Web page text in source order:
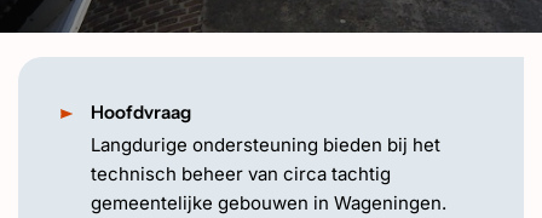
Hoofdvraag
Langdurige ondersteuning bieden bij het
technisch beheer van circa tachtig
gemeentelijke gebouwen in Wageningen.